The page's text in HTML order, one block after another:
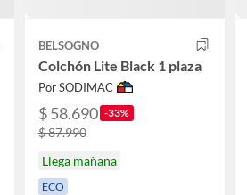
BELSOGNO
Colchón Lite Black 1 plaza
Por SODIMAC
$ 58.690 -33%
$ 87.990
Llega mañana
ECO